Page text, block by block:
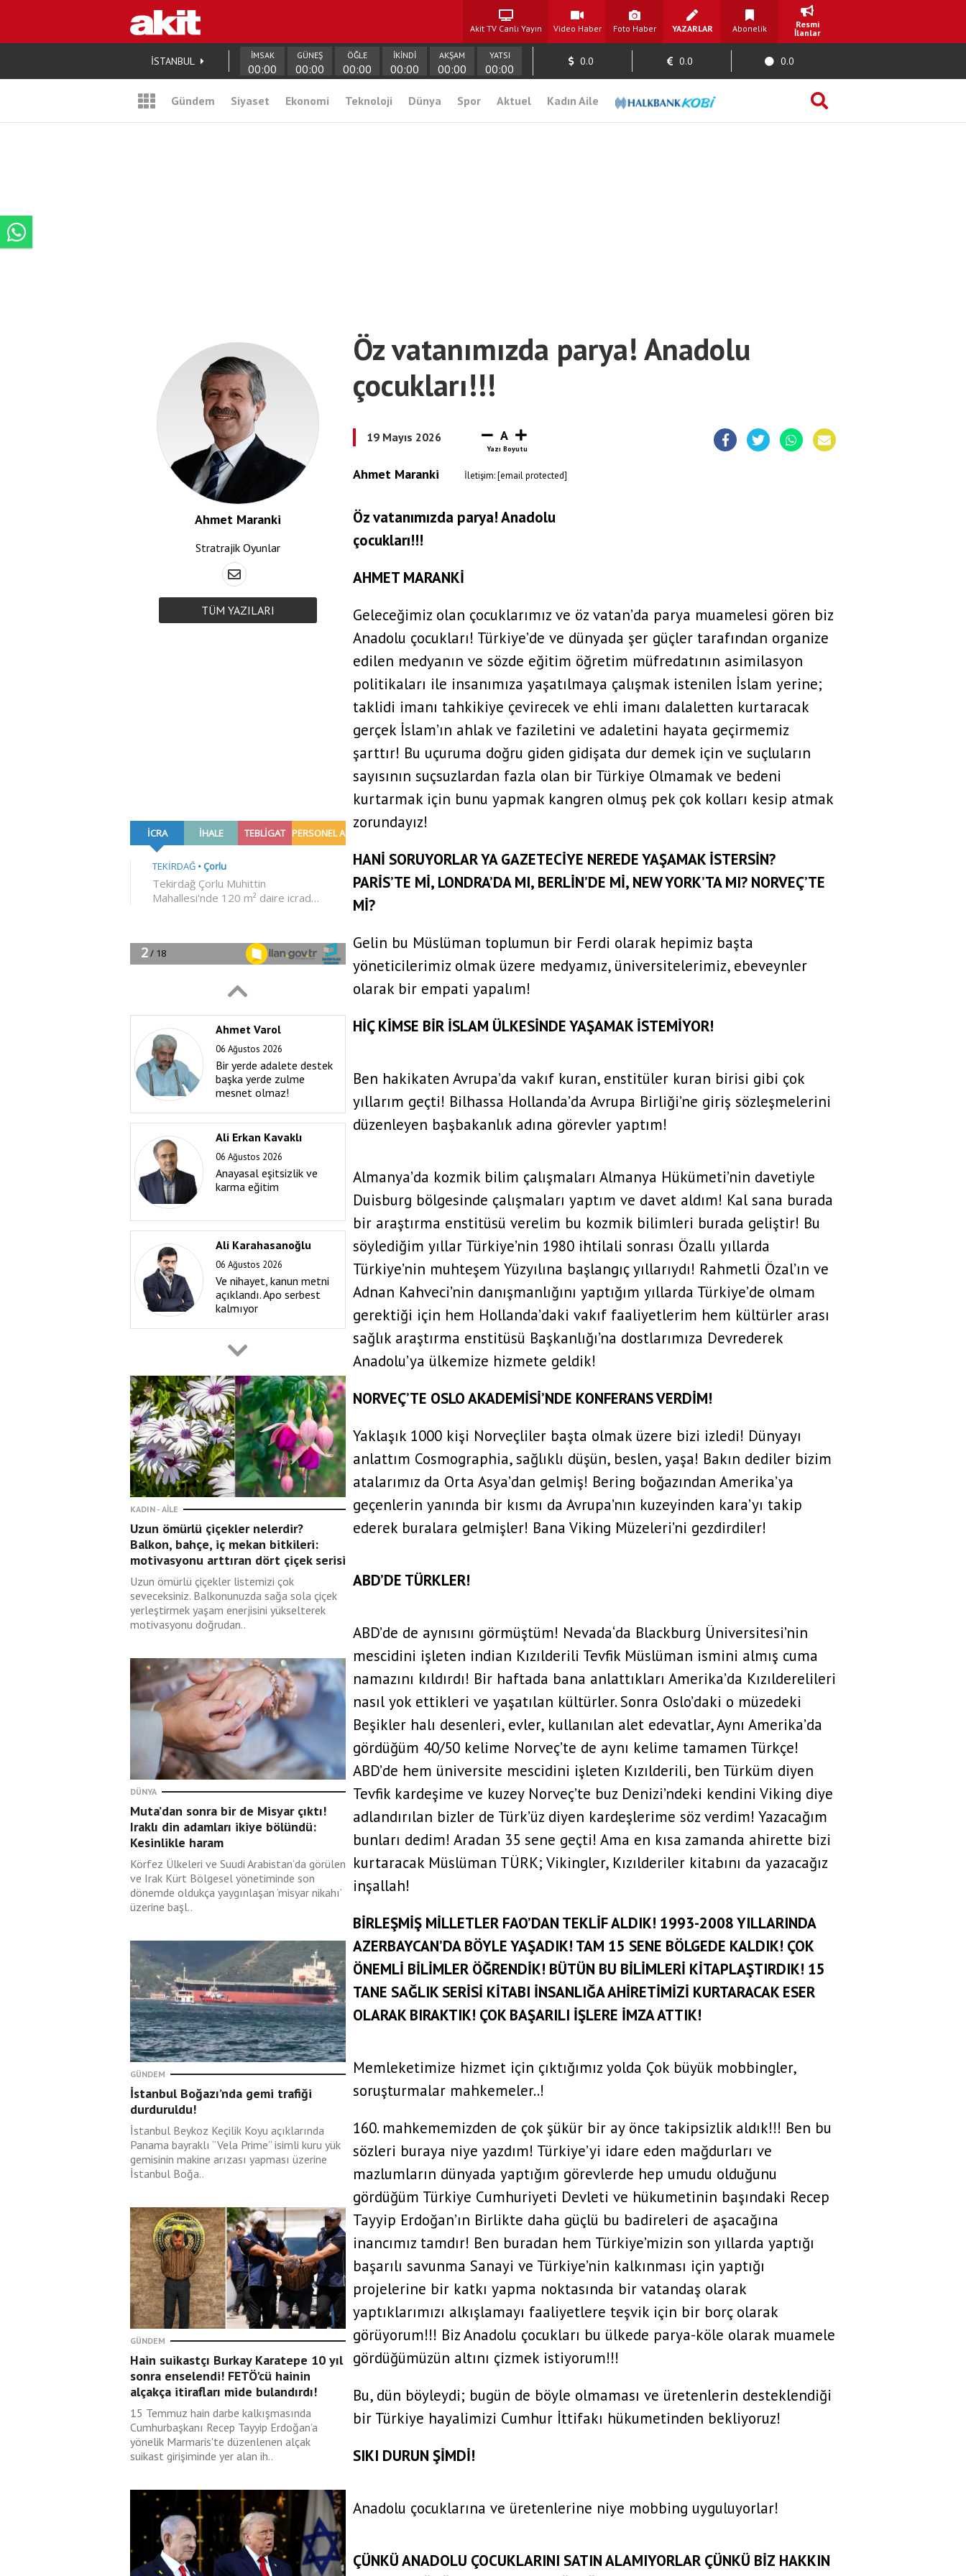
Akit TV Canlı Yayın Video Haber Foto Haber YAZARLAR Abonelik
Resmi
İlanlar
İSTANBUL İMSAK
00:00
GÜNEŞ
00:00
ÖĞLE
00:00
İKİNDİ
00:00
AKŞAM
00:00
YATSI
00:00
0.0 0.0 0.0
Gündem Siyaset Ekonomi Teknoloji Dünya Spor Aktuel Kadın Aile
Ahmet Maranki
Stratrajik Oyunlar
TÜM YAZILARI
06 Ağustos 2026
“Çaldıysam ben çaldım;
hem sorun bakalım niye
çaldım?”
06 Ağustos 2026
Bugün başka şeyler
Ahmet Varol
06 Ağustos 2026
Bir yerde adalete destek
başka yerde zulme
mesnet olmaz!
Ali Erkan Kavaklı
06 Ağustos 2026
Anayasal eşitsizlik ve
karma eğitim
Ali Karahasanoğlu
06 Ağustos 2026
Ve nihayet, kanun metni
açıklandı. Apo serbest
kalmıyor
Hüseyin Öztürk
Sapla samanı
karıştırmanın adı
fitneciliktir
Muhammet Kutlu
06 Ağustos 2026
Suçsuz olduklarına
inanıyorlarsa kaldırsınlar
dokunulmazlıkları da
görelim!
Mustafa Armağan
06 Ağustos 2026
Tek Parti devrinde Hac
yasağı nasıl uygulandı?
Nusret Reşber
06 Ağustos 2026
Tercihlerimizde neyi
öncelemeliyiz?
Prof. Dr. Yusuf
Özertürk
06 Ağustos 2026
Allah’ın Nizamı İslâm
(57)
Yücel Kaya
‘Diktatör Franco’ kurgusu
ve Erdoğan
Yüksel Tokur
06 Ağustos 2026
“Çaldıysam ben çaldım;
hem sorun bakalım niye
çaldım?”
06 Ağustos 2026
Bugün başka şeyler
konuşabilirdik…
Ahmet Varol
06 Ağustos 2026
Bir yerde adalete destek
başka yerde zulme
mesnet olmaz!
Ali Erkan Kavaklı
06 Ağustos 2026
Anayasal eşitsizlik ve
karma eğitim
Ali Karahasanoğlu
06 Ağustos 2026
Ve nihayet, kanun metni
kalmıyor
KADIN - AILE
Uzun ömürlü çiçekler nelerdir?
Balkon, bahçe, iç mekan bitkileri:
motivasyonu arttıran dört çiçek serisi
Uzun ömürlü çiçekler listemizi çok
seveceksiniz. Balkonunuzda sağa sola çiçek
yerleştirmek yaşam enerjisini yükselterek
motivasyonu doğrudan..
DÜNYA
Muta’dan sonra bir de Misyar çıktı!
Iraklı din adamları ikiye bölündü:
Kesinlikle haram
Körfez Ülkeleri ve Suudi Arabistan’da görülen
ve Irak Kürt Bölgesel yönetiminde son
dönemde oldukça yaygınlaşan ‘misyar nikahı’
üzerine başl..
GÜNDEM
İstanbul Boğazı’nda gemi trafiği
durduruldu!
İstanbul Beykoz Keçilik Koyu açıklarında
Panama bayraklı “Vela Prime” isimli kuru yük
gemisinin makine arızası yapması üzerine
İstanbul Boğa..
GÜNDEM
Hain suikastçı Burkay Karatepe 10 yıl
sonra enselendi! FETÖ'cü hainin
alçakça itirafları mide bulandırdı!
15 Temmuz hain darbe kalkışmasında
Cumhurbaşkanı Recep Tayyip Erdoğan’a
yönelik Marmaris'te düzenlenen alçak
suikast girişiminde yer alan ih..
Öz vatanımızda parya! Anadolu
çocukları!!!
19 Mayıs 2026 A
Ahmet Maranki İletişim:[email protected]
Öz vatanımızda parya! Anadolu
çocukları!!!
AHMET MARANKİ
Geleceğimiz olan çocuklarımız ve öz vatan’da parya muamelesi gören biz
Anadolu çocukları! Türkiye’de ve dünyada şer güçler tarafından organize
edilen medyanın ve sözde eğitim öğretim müfredatının asimilasyon
politikaları ile insanımıza yaşatılmaya çalışmak istenilen İslam yerine;
taklidi imanı tahkikiye çevirecek ve ehli imanı dalaletten kurtaracak
gerçek İslam’ın ahlak ve faziletini ve adaletini hayata geçirmemiz
şarttır! Bu uçuruma doğru giden gidişata dur demek için ve suçluların
sayısının suçsuzlardan fazla olan bir Türkiye Olmamak ve bedeni
kurtarmak için bunu yapmak kangren olmuş pek çok kolları kesip atmak
zorundayız!
HANİ SORUYORLAR YA GAZETECİYE NEREDE YAŞAMAK İSTERSİN?
PARİS’TE Mİ, LONDRA’DA MI, BERLİN’DE Mİ, NEW YORK’TA MI? NORVEÇ’TE
Mİ?
Gelin bu Müslüman toplumun bir Ferdi olarak hepimiz başta
yöneticilerimiz olmak üzere medyamız, üniversitelerimiz, ebeveynler
olarak bir empati yapalım!
HİÇ KİMSE BİR İSLAM ÜLKESİNDE YAŞAMAK İSTEMİYOR!
Ben hakikaten Avrupa’da vakıf kuran, enstitüler kuran birisi gibi çok
yıllarım geçti! Bilhassa Hollanda’da Avrupa Birliği’ne giriş sözleşmelerini
düzenleyen başbakanlık adına görevler yaptım!
Almanya’da kozmik bilim çalışmaları Almanya Hükümeti’nin davetiyle
Duisburg bölgesinde çalışmaları yaptım ve davet aldım! Kal sana burada
bir araştırma enstitüsü verelim bu kozmik bilimleri burada geliştir! Bu
söylediğim yıllar Türkiye’nin 1980 ihtilali sonrası Özallı yıllarda
Türkiye’nin muhteşem Yüzyılına başlangıç yıllarıydı! Rahmetli Özal’ın ve
Adnan Kahveci’nin danışmanlığını yaptığım yıllarda Türkiye’de olmam
gerektiği için hem Hollanda’daki vakıf faaliyetlerim hem kültürler arası
sağlık araştırma enstitüsü Başkanlığı’na dostlarımıza Devrederek
Anadolu’ya ülkemize hizmete geldik!
NORVEÇ’TE OSLO AKADEMİSİ’NDE KONFERANS VERDİM!
Yaklaşık 1000 kişi Norveçliler başta olmak üzere bizi izledi! Dünyayı
anlattım Cosmographia, sağlıklı düşün, beslen, yaşa! Bakın dediler bizim
atalarımız da Orta Asya’dan gelmiş! Bering boğazından Amerika’ya
geçenlerin yanında bir kısmı da Avrupa’nın kuzeyinden kara’yı takip
ederek buralara gelmişler! Bana Viking Müzeleri’ni gezdirdiler!
ABD’DE TÜRKLER!
ABD’de de aynısını görmüştüm! Nevada‘da Blackburg Üniversitesi’nin
mescidini işleten indian Kızılderili Tevfik Müslüman ismini almış cuma
namazını kıldırdı! Bir haftada bana anlattıkları Amerika’da Kızılderelileri
nasıl yok ettikleri ve yaşatılan kültürler. Sonra Oslo’daki o müzedeki
Beşikler halı desenleri, evler, kullanılan alet edevatlar, Aynı Amerika’da
gördüğüm 40/50 kelime Norveç’te de aynı kelime tamamen Türkçe!
ABD’de hem üniversite mescidini işleten Kızılderili, ben Türküm diyen
Tevfik kardeşime ve kuzey Norveç’te buz Denizi’ndeki kendini Viking diye
adlandırılan bizler de Türk’üz diyen kardeşlerime söz verdim! Yazacağım
bunları dedim! Aradan 35 sene geçti! Ama en kısa zamanda ahirette bizi
kurtaracak Müslüman TÜRK; Vikingler, Kızılderiler kitabını da yazacağız
inşallah!
BİRLEŞMİŞ MİLLETLER FAO’DAN TEKLİF ALDIK! 1993-2008 YILLARINDA
AZERBAYCAN’DA BÖYLE YAŞADIK! TAM 15 SENE BÖLGEDE KALDIK! ÇOK
ÖNEMLİ BİLİMLER ÖĞRENDİK! BÜTÜN BU BİLİMLERİ KİTAPLAŞTIRDIK! 15
TANE SAĞLIK SERİSİ KİTABI İNSANLIĞA AHİRETİMİZİ KURTARACAK ESER
OLARAK BIRAKTIK! ÇOK BAŞARILI İŞLERE İMZA ATTIK!
Memleketimize hizmet için çıktığımız yolda Çok büyük mobbingler,
soruşturmalar mahkemeler..!
160. mahkememizden de çok şükür bir ay önce takipsizlik aldık!!! Ben bu
sözleri buraya niye yazdım! Türkiye’yi idare eden mağdurları ve
mazlumların dünyada yaptığım görevlerde hep umudu olduğunu
gördüğüm Türkiye Cumhuriyeti Devleti ve hükumetinin başındaki Recep
Tayyip Erdoğan’ın Birlikte daha güçlü bu badireleri de aşacağına
inancımız tamdır! Ben buradan hem Türkiye’mizin son yıllarda yaptığı
başarılı savunma Sanayi ve Türkiye’nin kalkınması için yaptığı
projelerine bir katkı yapma noktasında bir vatandaş olarak
yaptıklarımızı alkışlamayı faaliyetlere teşvik için bir borç olarak
görüyorum!!! Biz Anadolu çocukları bu ülkede parya-köle olarak muamele
gördüğümüzün altını çizmek istiyorum!!!
Bu, dün böyleydi; bugün de böyle olmaması ve üretenlerin desteklendiği
bir Türkiye hayalimizi Cumhur İttifakı hükumetinden bekliyoruz!
SIKI DURUN ŞİMDİ!
Anadolu çocuklarına ve üretenlerine niye mobbing uyguluyorlar!
ÇÜNKÜ ANADOLU ÇOCUKLARINI SATIN ALAMIYORLAR ÇÜNKÜ BİZ HAKKIN